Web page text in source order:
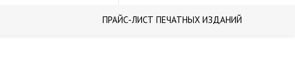
ПРАЙС-ЛИСТ ПЕЧАТНЫХ ИЗДАНИЙ